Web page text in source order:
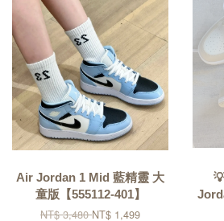
Air Jordan 1 Mid 藍精靈 大
童版【555112-401】
NT$ 3,480NT$ 1,499